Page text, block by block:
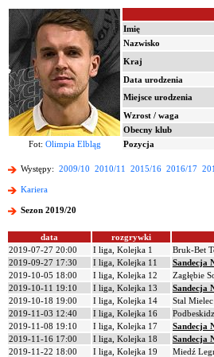
Imię
Nazwisko
Kraj
Data urodzenia
Miejsce urodzenia
Wzrost / waga
Obecny klub
Fot: Olimpia Elbląg Pozycja
Występy: 2009/10 2010/11 2015/16 2016/17
Kariera
Sezon 2019/20
data rozgrywki
2019-07-27 20:00
I liga, Kolejka 1 Bruk-Bet
2019-09-27 17:30
I liga, Kolejka 11 Sandecja
2019-10-05 18:00
I liga, Kolejka 12 Zagłębie
2019-10-11 19:10
I liga, Kolejka 13 Sandecja
2019-10-18 19:00
I liga, Kolejka 14 Stal Mielec
2019-11-03 12:40
I liga, Kolejka 16
2019-11-08 19:10
I liga, Kolejka 17 Sandecja
2019-11-16 17:00
I liga, Kolejka 18 Sandecja
2019-11-22 18:00
I liga, Kolejka 19 Miedź